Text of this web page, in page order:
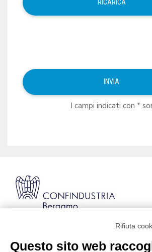
I campi indicati con *
Rifiuta
Questo sito web